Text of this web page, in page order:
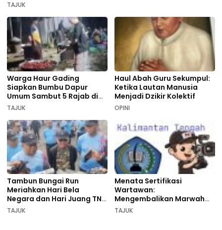
TAJUK
Warga Haur Gading
Siapkan Bumbu Dapur
Umum Sambut 5 Rajab di
Sekumpul
TAJUK
Haul Abah Guru Sekumpul:
Ketika Lautan Manusia
Menjadi Dzikir Kolektif
OPINI
Tambun Bungai Run
Meriahkan Hari Bela
Negara dan Hari Juang TNI
AD di Palangka Raya
TAJUK
Menata Sertifikasi
Wartawan:
Mengembalikan Marwah
Pers dan Keadilan
TAJUK